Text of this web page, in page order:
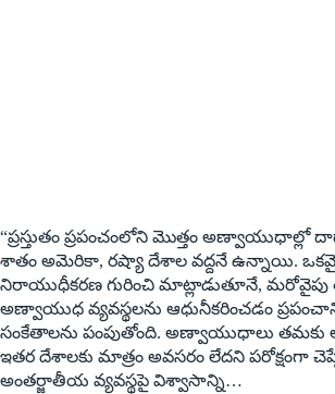
“ప్రస్తుతం ప్రపంచంలోని మొత్తం అణ్వాయుధాల్లో
శాతం అమెరికా, రష్యా దేశాల వద్దనే ఉన్నాయి.
నిరాయుధీకరణ గురించి మాట్లాడుతూనే,
అణ్వాయుధ వ్యవస్థలను ఆధునీకరించడం
సంకేతాలను పంపుతోంది. అణ్వాయుధాలు తమకు
ఇతర దేశాలకు మాత్రం అవసరం లేదని పరోక్షంగా
అంతర్జాతీయ వ్యవస్థపై విశ్వాసాన్ని…